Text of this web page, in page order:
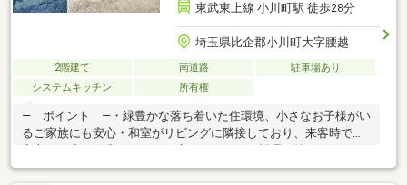
東武東上線 小川町駅 徒歩28分
埼玉県比企郡小川町大字腰越
2階建て 南道路
駐車場あり
システムキッチン
所有権
― ポイント ―・緑豊かな落ち着いた住環境、小さなお子様がい
るご家族にも安心・和室がリビングに隣接しており、来客時でも
ン・上下収納付きキッチンの為、調理器具や食器などスッキリ収